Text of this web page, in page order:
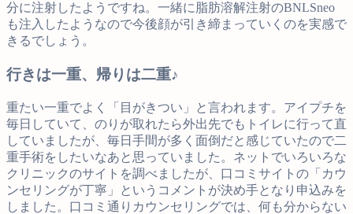
分に注射したようですね。一緒に脂肪溶解注射のBNLSneo
も注入したようなので今後顔が引き締まっていくのを実感で
きるでしょう。
行きは一重、帰りは二重♪
重たい一重でよく「目がきつい」と言われます。アイプチを
毎日していて、のりが取れたら外出先でもトイレに行って直
していましたが、毎日手間が多く面倒だと感じていたので二
重手術をしたいなあと思っていました。ネットでいろいろな
クリニックのサイトを調べましたが、口コミサイトの「カウ
ンセリングが丁寧」というコメントが決め手となり申込みを
しました。口コミ通りカウンセリングでは、何も分からない